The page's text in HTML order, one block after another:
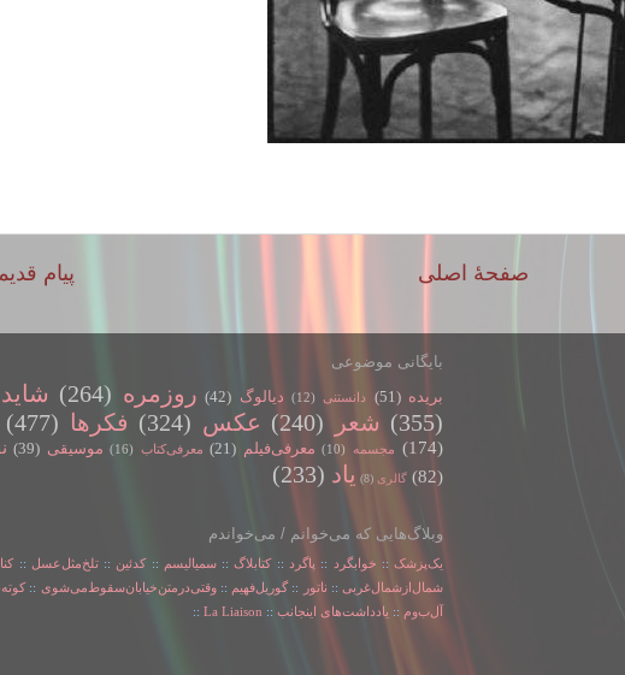
پیام صفحهٔ اصلی
بایگانی موضوعی
بریده (51) دانستنی (12) دیالوگ (42) روزمره (264)
(355) شعر (240) عکس (324) فکرها (477)
(174) مجسمه (10) معرفی‌فیلم (21) معرفی‌کتاب (16) موسیقی (39)
(82) گالری (8) یاد (233)
وبلاگ‌هایی که می‌خوانم / می‌خواندم
یک‌پزشک:: خوابگرد :: پاگرد ::کتابلاگ::سمیالیسم ::کدئین ::تلخ‌مثل‌عسل ::
شمال‌از‌شمال‌غربی :: ناتور :: گوریل‌فهیم ::وقتی‌در‌متن‌خیابان‌سقوط‌می‌شوی ::
آل‌ب‌و‌م :: یادداشت‌های اینجانب ::
La Liaison
::